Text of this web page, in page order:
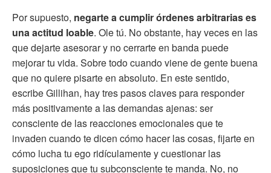
Por supuesto, negarte a cumplir órdenes arbitrarias es
una actitud loable. Ole tú. No obstante, hay veces en las
que dejarte asesorar y no cerrarte en banda puede
mejorar tu vida. Sobre todo cuando viene de gente buena
que no quiere pisarte en absoluto. En este sentido,
escribe Gillihan, hay tres pasos claves para responder
más positivamente a las demandas ajenas: ser
consciente de las reacciones emocionales que te
invaden cuando te dicen cómo hacer las cosas, fijarte en
cómo lucha tu ego ridículamente y cuestionar las
suposiciones que tu subconsciente te manda. No, no